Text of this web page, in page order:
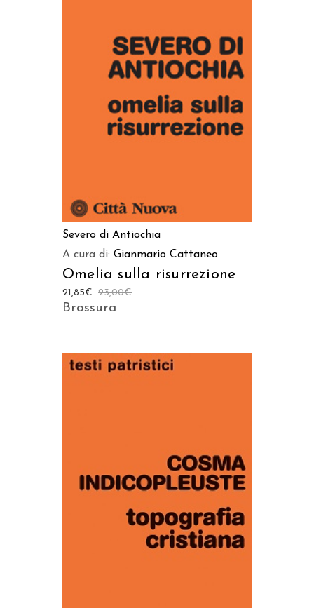
AGGIUNGI AL CARRELLO
Severo di Antiochia
A cura di: Gianmario Cattaneo
Omelia sulla risurrezione
23,00€
21,85€
Brossura